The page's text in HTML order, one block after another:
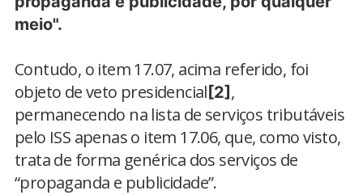
meio".
Contudo, o item 17.07, acima referido, foi
objeto de veto presidencial [2] ,
permanecendo na lista de serviços tributáveis
pelo ISS apenas o item 17.06, que, como visto,
trata de forma genérica dos serviços de
“propaganda e publicidade”.